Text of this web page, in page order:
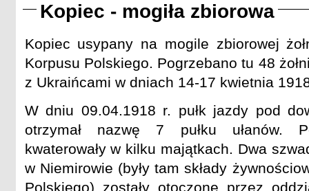
Kopiec - mogiła zbiorowa
Kopiec usypany na mogile zbiorowej
Korpusu Polskiego. Pogrzebano tu 48
z Ukraińcami w dniach 14-17 kwietnia
W dniu 09.04.1918 r. pułk jazdy pod
otrzymał nazwę 7 pułku ułanów.
kwaterowały w kilku majątkach. Dwa
w Niemirowie (były tam składy
Polskiego) zostały otoczone przez